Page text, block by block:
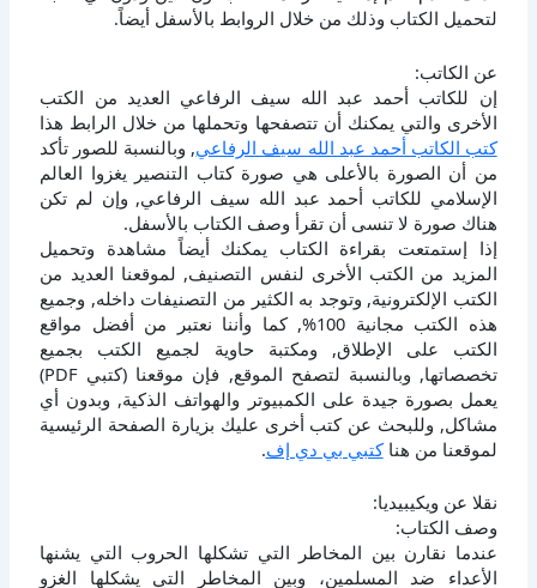
لتحميل الكتاب وذلك من خلال الروابط بالأسفل أيضاً.
عن الكاتب:
إن للكاتب أحمد عبد الله سيف الرفاعي العديد من الكتب
الأخرى والتي يمكنك أن تتصفحها وتحملها من خلال الرابط هذا
كتب الكاتب أحمد عبد الله سيف الرفاعي, وبالنسبة للصور تأكد
من أن الصورة بالأعلى هي صورة كتاب التنصير يغزوا العالم
الإسلامي للكاتب أحمد عبد الله سيف الرفاعي, وإن لم تكن
هناك صورة لا تنسى أن تقرأ وصف الكتاب بالأسفل.
إذا إستمتعت بقراءة الكتاب يمكنك أيضاً مشاهدة وتحميل
المزيد من الكتب الأخرى لنفس التصنيف, لموقعنا العديد من
الكتب الإلكترونية, وتوجد به الكثير من التصنيفات داخله, وجميع
هذه الكتب مجانية 100%, كما وأننا نعتبر من أفضل مواقع
الكتب على الإطلاق, ومكتبة حاوية لجميع الكتب بجميع
تخصصاتها, وبالنسبة لتصفح الموقع, فإن موقعنا (كتبي PDF)
يعمل بصورة جيدة على الكمبيوتر والهواتف الذكية, وبدون أي
مشاكل, وللبحث عن كتب أخرى عليك بزيارة الصفحة الرئيسية
لموقعنا من هناكتبي بي دي إف.
نقلا عن ويكيبيديا:
وصف الكتاب:
عندما نقارن بين المخاطر التي تشكلها الحروب التي يشنها
الأعداء ضد المسلمين، وبين المخاطر التي يشكلها الغزو